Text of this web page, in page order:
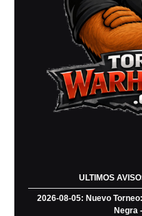
ULTIMOS
2026-08-05: Nuevo
Negra